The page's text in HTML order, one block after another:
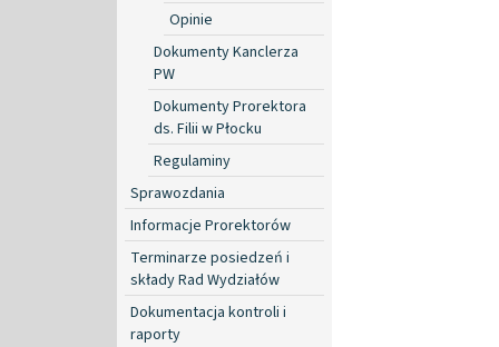
Opinie
Dokumenty Kanclerza
PW
Dokumenty Prorektora
ds. Filii w Płocku
Regulaminy
Sprawozdania
Informacje Prorektorów
Terminarze posiedzeń i
składy Rad Wydziałów
Dokumentacja kontroli i
raporty